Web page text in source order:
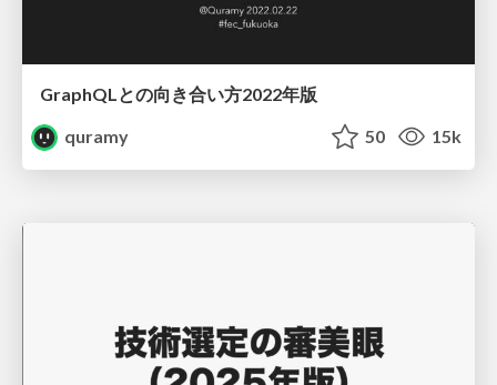
GraphQLとの向き合い方2022年版
quramy
50 15k